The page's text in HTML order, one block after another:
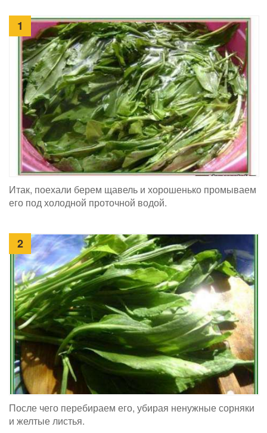
1
Итак, поехали берем щавель и хорошенько промываем
его под холодной проточной водой.
2
После чего перебираем его, убирая ненужные сорняки
и желтые листья.